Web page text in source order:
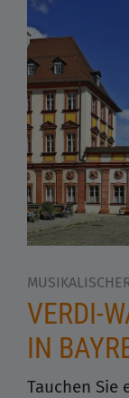
VERDI-
IN
Tauchen Sie